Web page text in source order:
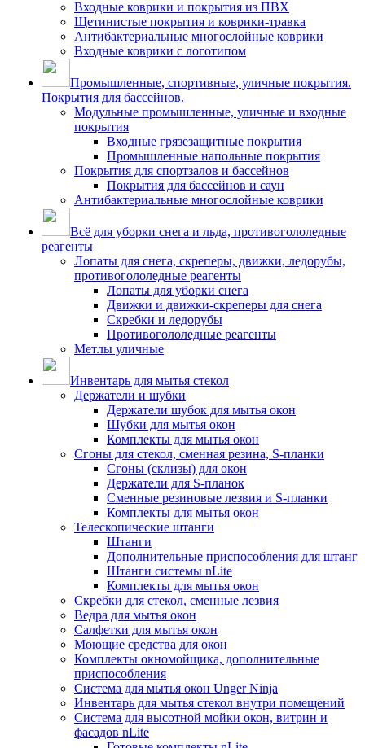
Входные коврики и покрытия из ПВХ
Щетинистые покрытия и коврики-травка
Антибактериальные многослойные коврики
Входные коврики с логотипом
Промышленные, спортивные, уличные покрытия.
Покрытия для бассейнов.
Модульные промышленные, уличные и входные
покрытия
Входные грязезащитные покрытия
Промышленные напольные покрытия
Покрытия для спортзалов и бассейнов
Покрытия для бассейнов и саун
Антибактериальные многослойные коврики
Всё для уборки снега и льда, противогололедные
реагенты
Лопаты для снега, скреперы, движки, ледорубы,
противогололедные реагенты
Лопаты для уборки снега
Движки и движки-скреперы для снега
Скребки и ледорубы
Противогололедные реагенты
Метлы уличные
Инвентарь для мытья стекол
Держатели и шубки
Держатели шубок для мытья окон
Шубки для мытья окон
Комплекты для мытья окон
Сгоны для стекол, сменная резина, S-планки
Сгоны (склизы) для окон
Держатели для S-планок
Сменные резиновые лезвия и S-планки
Комплекты для мытья окон
Телескопические штанги
Штанги
Дополнительные приспособления для штанг
Штанги системы nLite
Комплекты для мытья окон
Скребки для стекол, сменные лезвия
Ведра для мытья окон
Салфетки для мытья окон
Моющие средства для окон
Комплекты окномойщика, дополнительные
приспособления
Система для мытья окон Unger Ninja
Инвентарь для мытья стекол внутри помещений
Система для высотной мойки окон, витрин и
фасадов nLite